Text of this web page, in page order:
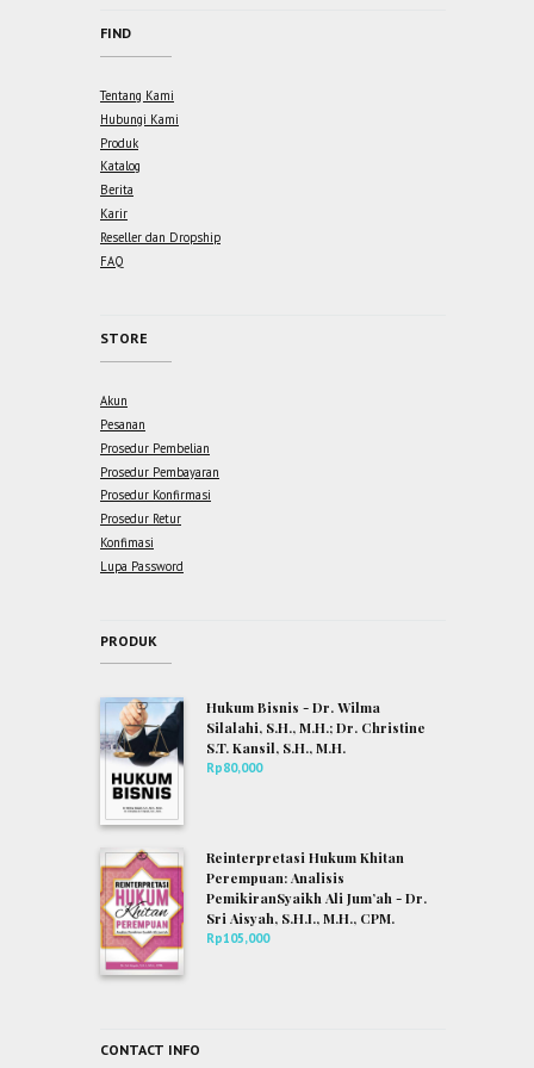
FIND
Tentang Kami
Hubungi Kami
Produk
Katalog
Berita
Karir
Reseller dan Dropship
FAQ
STORE
Akun
Pesanan
Prosedur Pembelian
Prosedur Pembayaran
Prosedur Konfirmasi
Prosedur Retur
Konfimasi
Lupa Password
PRODUK
Hukum Bisnis - Dr. Wilma
Silalahi, S.H., M.H.; Dr. Christine
S.T. Kansil, S.H., M.H.
Rp80,000
Reinterpretasi Hukum Khitan
Perempuan: Analisis
PemikiranSyaikh Ali Jum’ah - Dr.
Sri Aisyah, S.H.I., M.H., CPM.
Rp105,000
CONTACT INFO